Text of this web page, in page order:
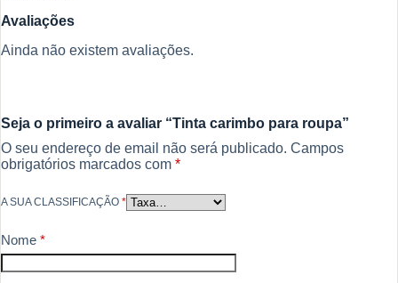
Avaliações
Ainda não existem avaliações.
Seja o primeiro a avaliar “Tinta carimbo para roupa”
O seu endereço de email não será publicado. Campos
obrigatórios marcados com *
A SUA CLASSIFICAÇÃO *
Nome *